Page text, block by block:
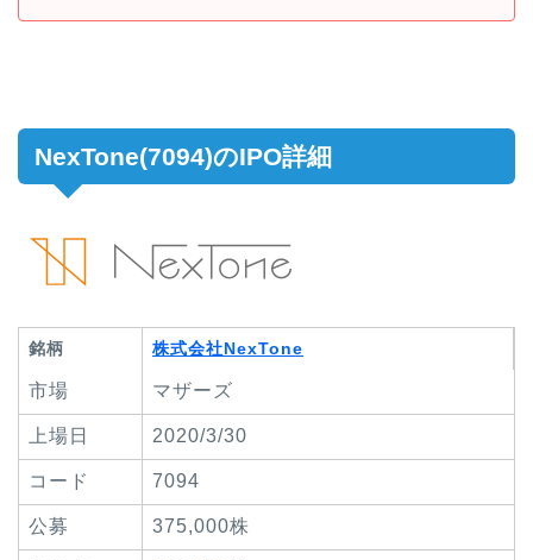
NexTone(7094)のIPO詳細
銘柄 株式会社NexTone
市場 マザーズ
上場日 2020/3/30
コード 7094
公募 375,000株